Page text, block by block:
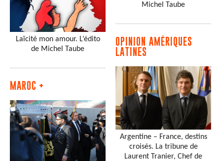
Laïcité mon amour. L’édito
de Michel Taube
MAROC +
Michel Taube
OPINION AMÉRIQUES
LATINES
Argentine – France, destins
croisés. La tribune de
Laurent Tranier, Chef de